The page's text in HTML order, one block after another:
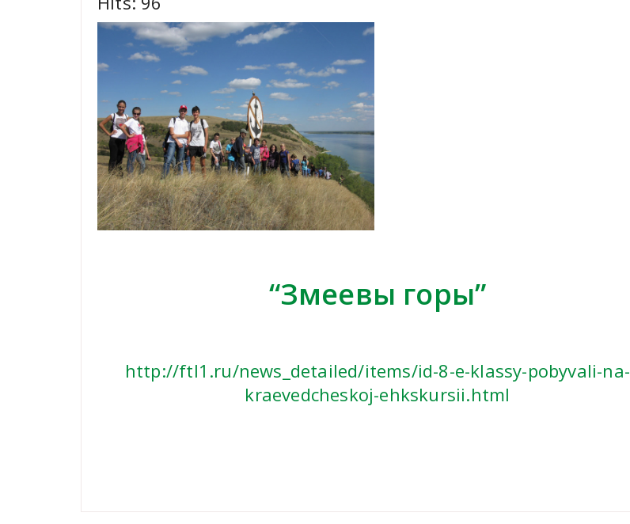
“Змеевы горы”
http://ftl1.ru/news_detailed/items/id-8-e-klassy-pobyvali-na-
kraevedcheskoj-ehkskursii.html